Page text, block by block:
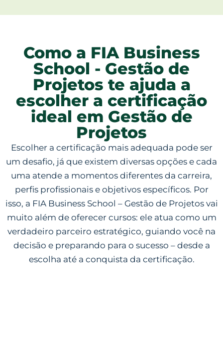
Como a FIA Business
School - Gestão de
Projetos te ajuda a
escolher a certificação
ideal em Gestão de
Projetos
Escolher a certificação mais adequada pode ser
um desafio, já que existem diversas opções e cada
uma atende a momentos diferentes da carreira,
perfis profissionais e objetivos específicos. Por
isso, a FIA Business School – Gestão de Projetos vai
muito além de oferecer cursos: ele atua como um
verdadeiro parceiro estratégico, guiando você na
decisão e preparando para o sucesso – desde a
escolha até a conquista da certificação.